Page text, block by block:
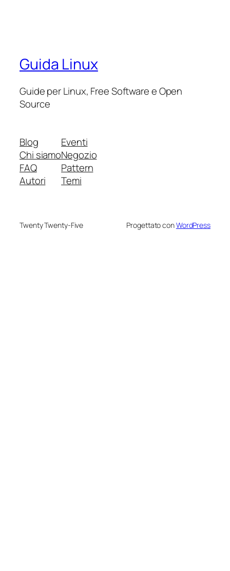
Guida Linux
Guide per Linux, Free Software e Open
Source
Blog
Chi siamo
FAQ
Autori
Eventi
Negozio
Pattern
Temi
Twenty Twenty-Five Progettato conWordPress